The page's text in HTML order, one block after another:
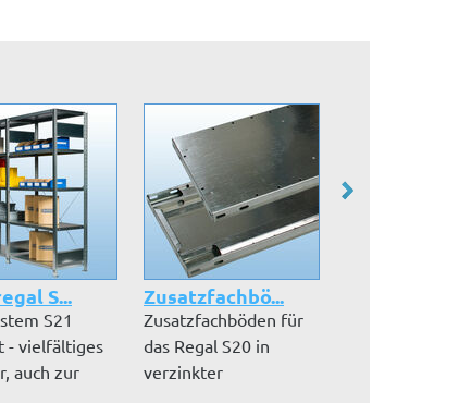
S...
S21
- vielfältiges
auch zur
Zusatzfachbö...
Zusatzfachböden für
das Regal S20 in
verzinkter